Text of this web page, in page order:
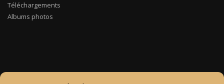
Téléchargements
Albums photos